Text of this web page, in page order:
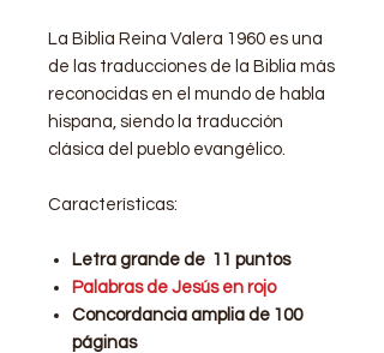
La Biblia Reina Valera 1960 es una
de las traducciones de la Biblia más
reconocidas en el mundo de habla
hispana, siendo la traducción
clásica del pueblo evangélico.
Características:
Letra grande de 11 puntos
Palabras de Jesús en rojo
Concordancia amplia de 100
páginas